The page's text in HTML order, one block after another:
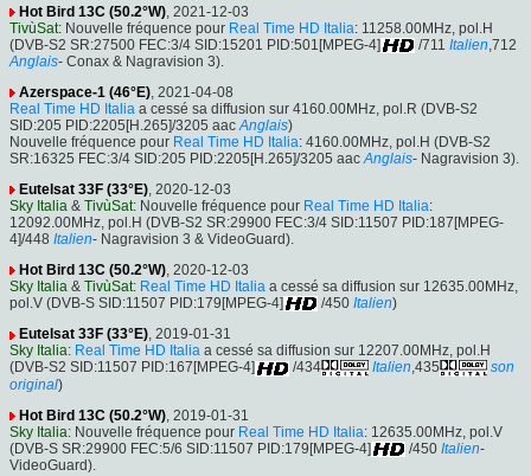
Hot Bird 13C (50.2°W) , 2021-12-03
TivùSat: Nouvelle fréquence pour Real Time HD Italia: 11258.00MHz, pol.H
(DVB-S2 SR:27500 FEC:3/4 SID:15201 PID:501[MPEG-4]
/711 Italien ,712
Anglais- Conax & Nagravision 3).
Azerspace-1 (46°E), 2021-04-08
Real Time HD Italia a cessé sa diffusion sur 4160.00MHz, pol.R (DVB-S2
SID:205 PID:2205[H.265]/3205 aac Anglais)
Nouvelle fréquence pour Real Time HD Italia: 4160.00MHz, pol.H (DVB-S2
SR:16325 FEC:3/4 SID:205 PID:2205[H.265]/3205 aac Anglais- Nagravision 3).
Eutelsat 33F (33°E), 2020-12-03
Sky Italia & TivùSat: Nouvelle fréquence pour Real Time HD Italia:
12092.00MHz, pol.H (DVB-S2 SR:29900 FEC:3/4 SID:11507 PID:187[MPEG-
4]/448 Italien- Nagravision 3 & VideoGuard).
Hot Bird 13C (50.2°W), 2020-12-03
Sky Italia & TivùSat: Real Time HD Italia a cessé sa diffusion sur 12635.00MHz,
pol.V (DVB-S SID:11507 PID:179[MPEG-4]
/450 Italien)
Eutelsat 33F (33°E), 2019-01-31
Sky Italia: Real Time HD Italia a cessé sa diffusion sur 12207.00MHz, pol.H
(DVB-S2 SID:11507 PID:167[MPEG-4]
/434 Italien,435
son
original)
Hot Bird 13C (50.2°W), 2019-01-31
Sky Italia: Nouvelle fréquence pour Real Time HD Italia: 12635.00MHz, pol.V
(DVB-S SR:29900 FEC:5/6 SID:11507 PID:179[MPEG-4]
/450 Italien-
VideoGuard).